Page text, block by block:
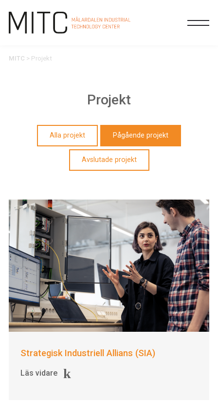
MITC > Projekt
Projekt
Alla projekt Pågående projekt
Avslutade projekt
Strategisk Industriell Allians (SIA)
Läs vidare